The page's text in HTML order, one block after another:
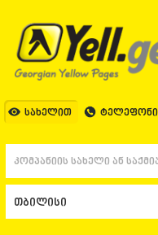
სახელით
ᲗᲑᲘᲚᲘᲡᲘ
ᲗᲑᲘᲚᲘᲡᲘ
ᲐᲤᲮᲐᲖᲔᲗᲘ
ᲒᲐᲚᲘ
ᲑᲐᲗᲣᲛᲘ
ᲥᲝᲑᲣᲚᲔᲗᲘ
ᲨᲣᲐᲮᲔᲕᲘ
ᲩᲐᲥᲕᲘ